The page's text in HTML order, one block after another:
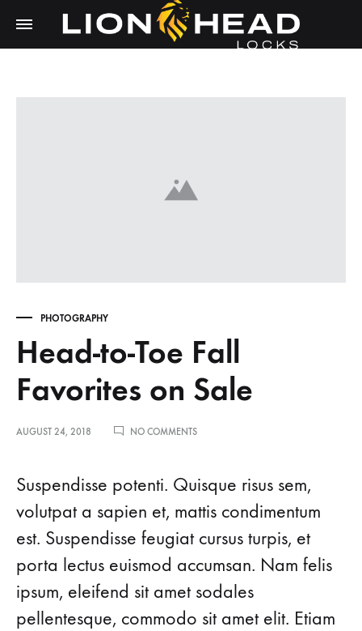
PHOTOGRAPHY
Head-to-Toe Fall
Favorites on Sale
AUGUST 24, 2018 NO COMMENTSON
FALL
FAVORITES
ON
Suspendisse potenti. Quisque risus sem,
volutpat a sapien et, mattis condimentum
est. Suspendisse feugiat cursus turpis, et
porta lectus euismod accumsan. Nam felis
ipsum, eleifend sit amet sodales
pellentesque, commodo sit amet elit. Etiam